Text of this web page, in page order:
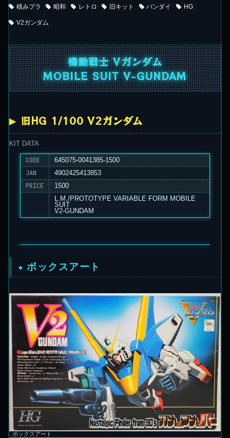
積みプラ 昭和 レトロ 旧キット バンダイ HG
V2ガンダム
機動戦士 Vガンダム
MOBILE SUIT V-GUNDAM
旧HG 1/100 V2ガンダム
KIT DATA
CODE 645075-0041385-1500
JAN 4902425413853
PRICE
1500
L.M./PROTOTYPE VARIABLE FORM MOBILE
SUIT
V2-GUNDAM
ボックスアート
ボックスアート